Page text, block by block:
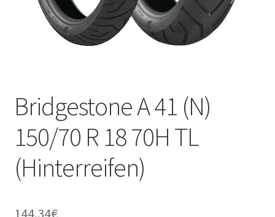
Bridgestone A 41 (N)
150/70 R 18 70H TL
(Hinterreifen)
144.34€